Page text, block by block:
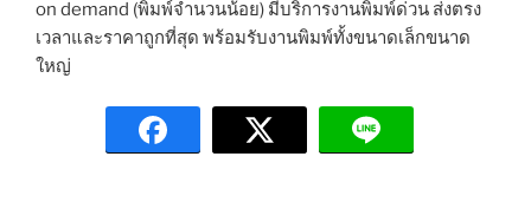
on demand (พิมพ์จำนวนน้อย) มีบริการงานพิมพ์ด่วน ส่งตรง
เวลาและราคาถูกที่สุด พร้อมรับงานพิมพ์ทั้งขนาดเล็กขนาด
ใหญ่